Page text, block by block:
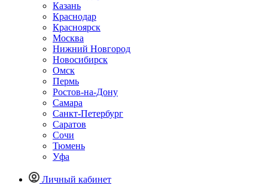
Казань
Краснодар
Красноярск
Москва
Нижний Новгород
Новосибирск
Омск
Пермь
Ростов-на-Дону
Самара
Санкт-Петербург
Саратов
Сочи
Тюмень
Уфа
Личный кабинет